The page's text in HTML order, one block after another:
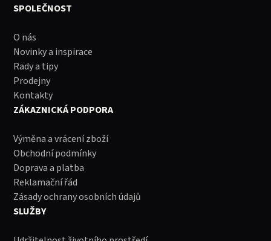
SPOLEČNOST
O nás
Novinky a inspirace
Rady a tipy
Prodejny
Kontakty
ZÁKAZNICKÁ PODPORA
Výměna a vrácení zboží
Obchodní podmínky
Doprava a platba
Reklamační řád
Zásady ochrany osobních údajů
SLUŽBY